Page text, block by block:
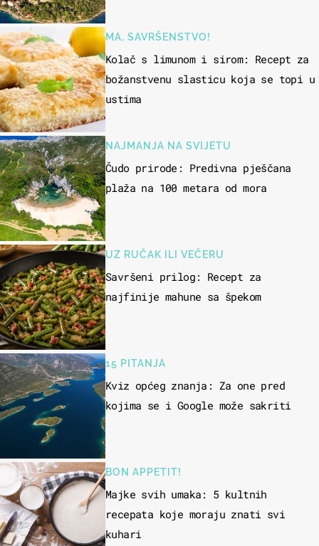
MA, SAVRŠENSTVO!
Kolač s limunom i sirom: Recept za
božanstvenu slasticu koja se topi u
ustima
NAJMANJA NA SVIJETU
Čudo prirode: Predivna pješčana
plaža na 100 metara od mora
UZ RUČAK ILI VEČERU
Savršeni prilog: Recept za
najfinije mahune sa špekom
15 PITANJA
Kviz općeg znanja: Za one pred
kojima se i Google može sakriti
BON APPETIT!
Majke svih umaka: 5 kultnih
recepata koje moraju znati svi
kuhari